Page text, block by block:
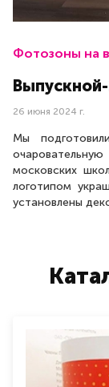
Фотозоны на
26 июня 2024 г.
Мы
московских
логотипом
установлены